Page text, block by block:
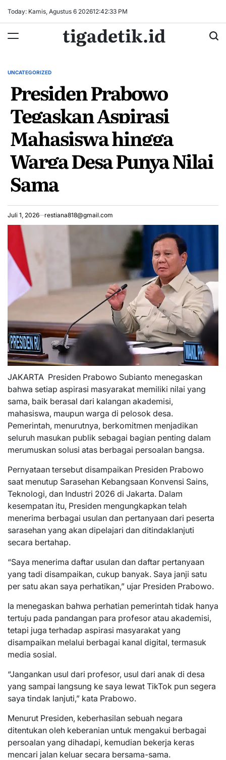
Today: Kamis, Agustus 6 202612:42:33 PM
tigadetik.id
POSTED
UNCATEGORIZED
Presiden Prabowo
Tegaskan Aspirasi
Mahasiswa hingga
Warga Desa Punya Nilai
Sama
Juli 1, 2026 restiana818@gmail.com
JAKARTA  Presiden Prabowo Subianto menegaskan
bahwa setiap aspirasi masyarakat memiliki nilai yang
sama, baik berasal dari kalangan akademisi,
mahasiswa, maupun warga di pelosok desa.
Pemerintah, menurutnya, berkomitmen menjadikan
seluruh masukan publik sebagai bagian penting dalam
merumuskan solusi atas berbagai persoalan bangsa.
Pernyataan tersebut disampaikan Presiden Prabowo
saat menutup Sarasehan Kebangsaan Konvensi Sains,
Teknologi, dan Industri 2026 di Jakarta. Dalam
kesempatan itu, Presiden mengungkapkan telah
menerima berbagai usulan dan pertanyaan dari peserta
sarasehan yang akan dipelajari dan ditindaklanjuti
secara bertahap.
“Saya menerima daftar usulan dan daftar pertanyaan
yang tadi disampaikan, cukup banyak. Saya janji satu
per satu akan saya perhatikan,” ujar Presiden Prabowo.
Ia menegaskan bahwa perhatian pemerintah tidak hanya
tertuju pada pandangan para profesor atau akademisi,
tetapi juga terhadap aspirasi masyarakat yang
disampaikan melalui berbagai kanal digital, termasuk
media sosial.
“Jangankan usul dari profesor, usul dari anak di desa
yang sampai langsung ke saya lewat TikTok pun segera
saya tindak lanjuti,” kata Prabowo.
Menurut Presiden, keberhasilan sebuah negara
ditentukan oleh keberanian untuk mengakui berbagai
persoalan yang dihadapi, kemudian bekerja keras
mencari jalan keluar secara bersama-sama.